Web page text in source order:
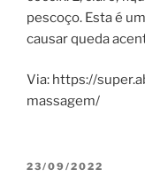
pescoço. Esta é
causar queda
Via: https://
massagem/
23/09/2022